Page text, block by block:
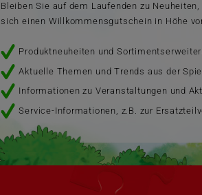
Bleiben Sie auf dem Laufenden zu
sich einen Willkommensgutschein in Höhe
Produktneuheiten und
Aktuelle Themen und Trends aus der
Informationen zu Veranstaltungen und
Service-Informationen, z.B. zur